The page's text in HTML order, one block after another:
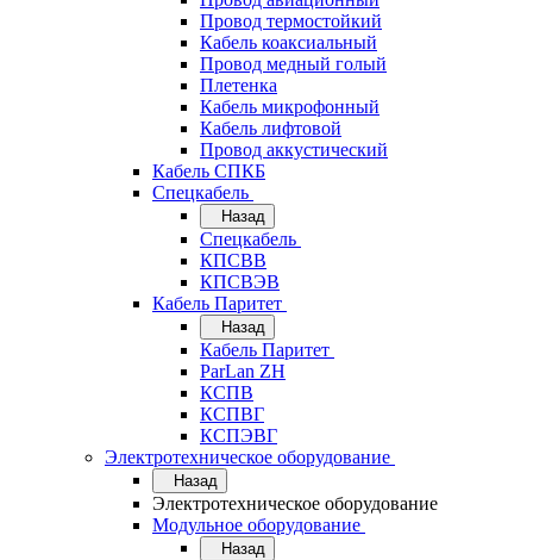
Провод термостойкий
Кабель коаксиальный
Провод медный голый
Плетенка
Кабель микрофонный
Кабель лифтовой
Провод аккустический
Кабель СПКБ
Спецкабель
Назад
Спецкабель
КПСВВ
КПСВЭВ
Кабель Паритет
Назад
Кабель Паритет
ParLan ZH
КСПВ
КСПВГ
КСПЭВГ
Электротехническое оборудование
Назад
Электротехническое оборудование
Модульное оборудование
Назад